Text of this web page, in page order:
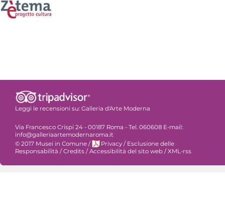
Leggi le recensioni su: Galleria d'Arte Moderna
Via Francesco Crispi 24 - 00187 Roma - Tel. 060608 E-mail:
info@galleriaartemodernaroma.it
© 2017 Musei in Comune / Privacy / Esclusione delle
Responsabilità / Credits / Accessibilità del sito web / XML-rss